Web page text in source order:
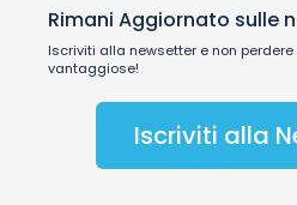
Rimani Aggiornato sulle
Iscriviti alla newsetter e non
vantaggiose!
Iscriviti alla